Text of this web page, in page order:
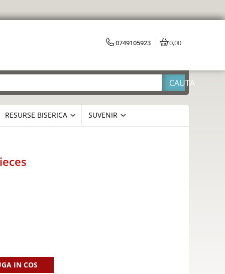
0749105923 0,00
RESURSE BISERICA SUVENIR
IN COS